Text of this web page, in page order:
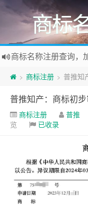
商标
商标名称注册查询，
商标注册和购买，
> 商标注册 > 普推知
普推知产：商标初步
商标注册 普推
览
已收录